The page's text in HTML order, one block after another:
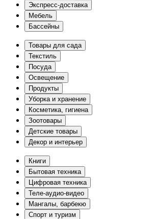
Экспресс-доставка
Мебель
Бассейны
Товары для сада
Текстиль
Посуда
Освещение
Продукты
Уборка и хранение
Косметика, гигиена
Зоотовары
Детские товары
Декор и интерьер
Книги
Бытовая техника
Цифровая техника
Теле-аудио-видео
Мангалы, барбекю
Спорт и туризм